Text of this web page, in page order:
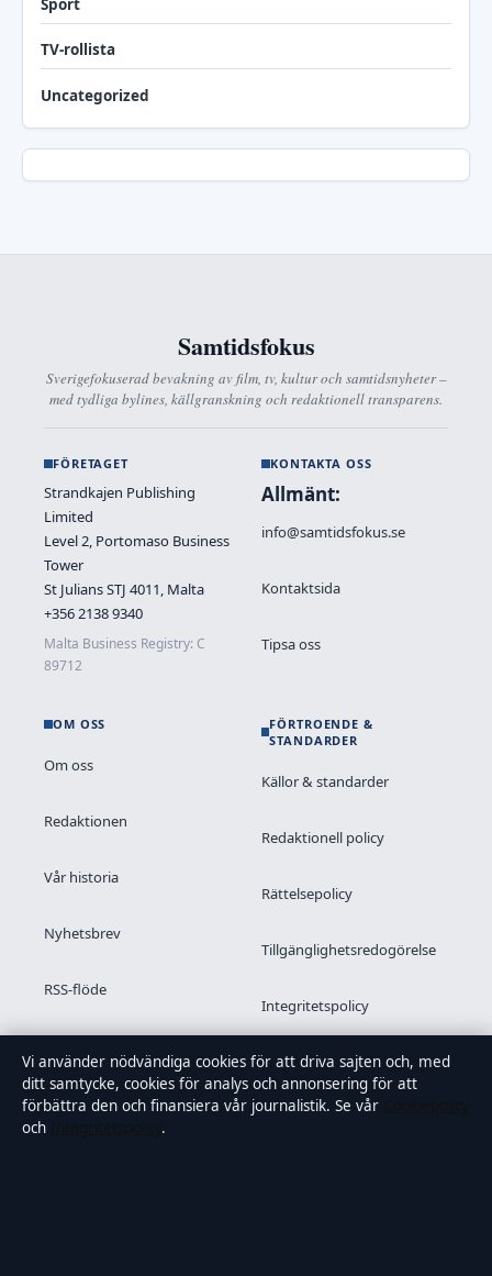
Sport
TV-rollista
Uncategorized
Samtidsfokus
Sverigefokuserad bevakning av film, tv, kultur och samtidsnyheter –
med tydliga bylines, källgranskning och redaktionell transparens.
FÖRETAGET
Strandkajen Publishing
Limited
Level 2, Portomaso Business
Tower
St Julians STJ 4011, Malta
+356 2138 9340
Malta Business Registry: C
89712
KONTAKTA OSS
Allmänt:
info@samtidsfokus.se
Kontaktsida
Tipsa oss
OM OSS
Om oss
Redaktionen
Vår historia
Nyhetsbrev
RSS-flöde
FÖRTROENDE &
STANDARDER
Källor & standarder
Redaktionell policy
Rättelsepolicy
Tillgänglighetsredogörelse
Integritetspolicy
Kändisar & integritet
Vi använder nödvändiga cookies för att driva sajten och, med
ditt samtycke, cookies för analys och annonsering för att
förbättra den och finansiera vår journalistik. Se vår
och
.